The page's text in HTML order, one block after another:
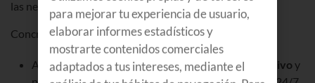
las necesidades del mercado.
Concretando,¿qué puedes hacer con Tidio?
Atender clientes en tiempo real mediantechat en vivo y
para mejorar tu experiencia de usuario,
elaborar informes estadísticos y
mostrarte contenidos comerciales
adaptados a tus intereses, mediante el